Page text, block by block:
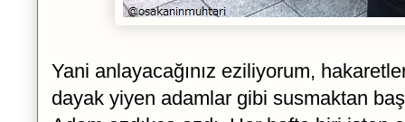
Yani anlayacağınız eziliyorum,
dayak yiyen adamlar gibi susmaktan